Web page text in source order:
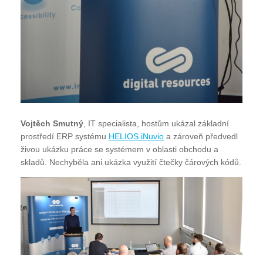
Vojtěch Smutný , IT specialista, hostům ukázal základní
prostředí ERP systému HELIOS iNuvio a zároveň předvedl
živou ukázku práce se systémem v oblasti obchodu a
skladů. Nechyběla ani ukázka využití čtečky čárových kódů.